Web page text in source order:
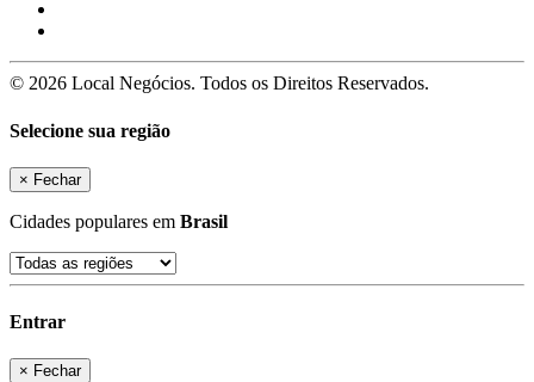
© 2026 Local Negócios. Todos os Direitos Reservados.
Selecione sua região
× Fechar
Cidades populares em Brasil
Entrar
× Fechar